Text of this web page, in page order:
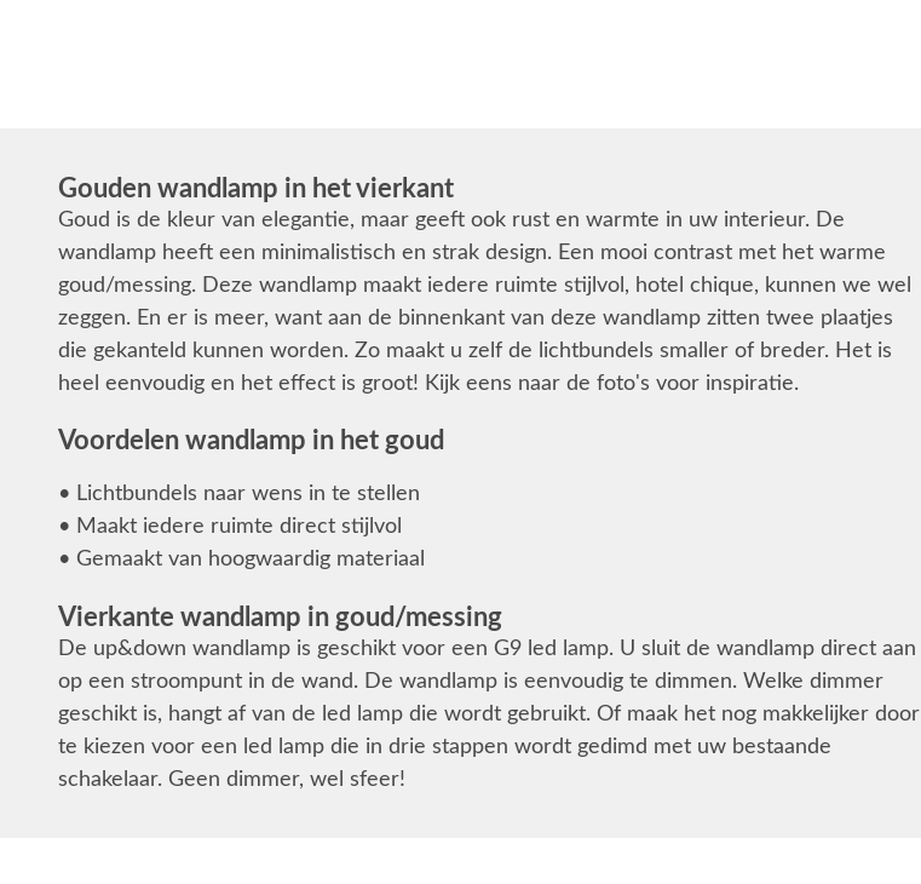
Gouden wandlamp in het vierkant
Goud is de kleur van elegantie, maar geeft ook rust en warmte in uw interieur. De
wandlamp heeft een minimalistisch en strak design. Een mooi contrast met het warme
goud/messing. Deze wandlamp maakt iedere ruimte stijlvol, hotel chique, kunnen we wel
zeggen. En er is meer, want aan de binnenkant van deze wandlamp zitten twee plaatjes
die gekanteld kunnen worden. Zo maakt u zelf de lichtbundels smaller of breder. Het is
heel eenvoudig en het effect is groot! Kijk eens naar de foto's voor inspiratie.
Voordelen wandlamp in het goud
• Lichtbundels naar wens in te stellen
• Maakt iedere ruimte direct stijlvol
• Gemaakt van hoogwaardig materiaal
Vierkante wandlamp in goud/messing
De up&down wandlamp is geschikt voor een G9 led lamp. U sluit de wandlamp direct aan
op een stroompunt in de wand. De wandlamp is eenvoudig te dimmen. Welke dimmer
geschikt is, hangt af van de led lamp die wordt gebruikt. Of maak het nog makkelijker door
te kiezen voor een led lamp die in drie stappen wordt gedimd met uw bestaande
schakelaar. Geen dimmer, wel sfeer!